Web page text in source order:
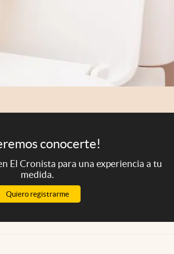
conocerte!
El Cronista para una experiencia a tu
medida.
Quiero registrarme